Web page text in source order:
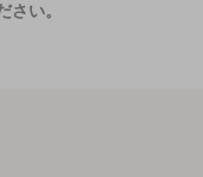
さい。